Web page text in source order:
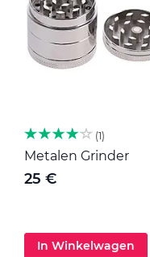
1
Metalen Grinder
25 €
In Winkelwagen